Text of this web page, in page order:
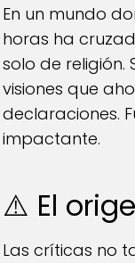
En un mundo
horas ha
solo de
visiones que
declaraciones.
impactante.
⚠️ El
Las críticas no